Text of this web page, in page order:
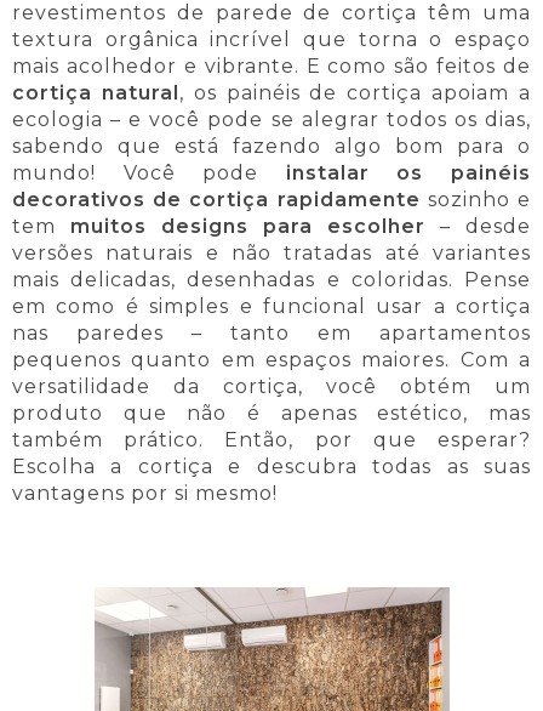
revestimentos de parede de cortiça têm uma
textura orgânica incrível que torna o espaço
mais acolhedor e vibrante. E como são feitos de
cortiça natural , os painéis de cortiça apoiam a
ecologia – e você pode se alegrar todos os dias,
sabendo que está fazendo algo bom para o
mundo! Você pode instalar os painéis
decorativos de cortiça rapidamente sozinho e
tem muitos designs para escolher
– desde
versões naturais e não tratadas até variantes
mais delicadas, desenhadas e coloridas. Pense
em como é simples e funcional usar a cortiça
nas paredes – tanto em apartamentos
pequenos quanto em espaços maiores. Com a
versatilidade da cortiça, você obtém um
produto que não é apenas estético, mas
também prático. Então, por que esperar?
Escolha a cortiça e descubra todas as suas
vantagens por si mesmo!